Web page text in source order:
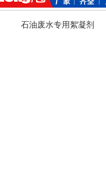
石油废水专用絮凝剂